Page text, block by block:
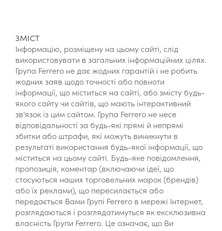
ЗМІСТ
Інформацію, розміщену на цьому сайті, слід
використовувати в загальних інформаційних цілях.
Група Ferrero не дає жодних гарантій і не робить
жодних заяв щодо точності або повноти
інформації, що міститься на сайті, або змісту будь-
якого сайту чи сайтів, що мають інтерактивний
зв'язок із цим сайтом. Група Ferrero не несе
відповідальності за будь-які прямі й непрямі
збитки або штрафи, які можуть виникнути в
результаті використання будь-якої інформації, що
міститься на цьому сайті. Будь-яке повідомлення,
пропозиція, коментар (включаючи ідеї, що
стосуються наших торговельних марок (брендів)
або їх реклами), що пересилається або
передається Вами Групі Ferrero в мережі Інтернет,
розглядаються і розглядатимуться як ексклюзивна
власність Групи Ferrero. Це означає, що Ви